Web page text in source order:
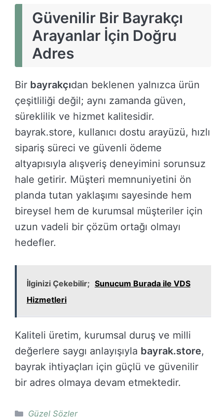
Güvenilir Bir Bayrakçı
Arayanlar İçin Doğru
Adres
Bir bayrakçıdan beklenen yalnızca ürün
çeşitliliği değil; aynı zamanda güven,
süreklilik ve hizmet kalitesidir.
bayrak.store, kullanıcı dostu arayüzü, hızlı
sipariş süreci ve güvenli ödeme
altyapısıyla alışveriş deneyimini sorunsuz
hale getirir. Müşteri memnuniyetini ön
planda tutan yaklaşımı sayesinde hem
bireysel hem de kurumsal müşteriler için
uzun vadeli bir çözüm ortağı olmayı
hedefler.
İlginizi Çekebilir; Sunucum Burada ile VDS
Hizmetleri
Kaliteli üretim, kurumsal duruş ve milli
değerlere saygı anlayışıyla bayrak.store,
bayrak ihtiyaçları için güçlü ve güvenilir
bir adres olmaya devam etmektedir.
Kategoriler
Güzel Sözler